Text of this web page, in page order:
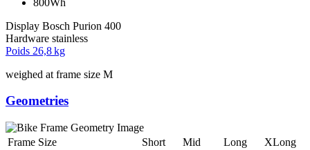
Display Bosch Purion 400
Hardware stainless
Poids 26,8 kg
weighed at frame size M
Geometries
Frame Size Short Mid Long
XLong